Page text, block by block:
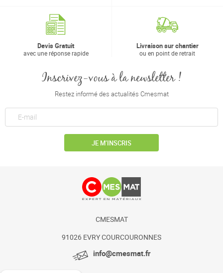
Devis Gratuit
avec une réponse rapide
Livraison sur chantier
ou en point de retrait
Inscrivez-vous à la newsletter !
Restez informé des actualités Cmesmat
JE M’INSCRIS
CMESMAT
91026 EVRY COURCOURONNES
info@cmesmat.fr